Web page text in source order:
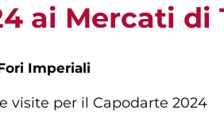
ai Mercati di
Imperiali
visite per il Capodarte 2024